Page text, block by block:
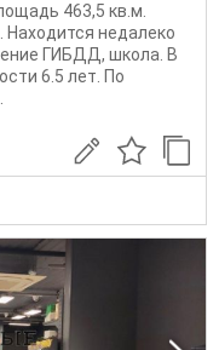
463,5 кв.м.
Находится недалеко
ГИБДД, школа. В
6.5 лет. По